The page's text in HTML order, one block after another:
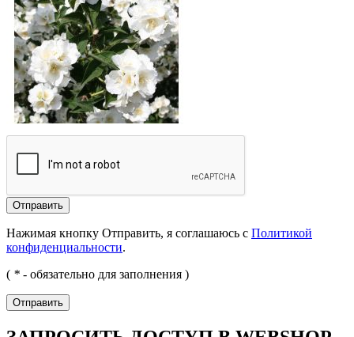
Отправить
Нажимая кнопку Отправить, я соглашаюсь с Политикой
конфиденциальности.
( * - обязательно для заполнения )
Отправить